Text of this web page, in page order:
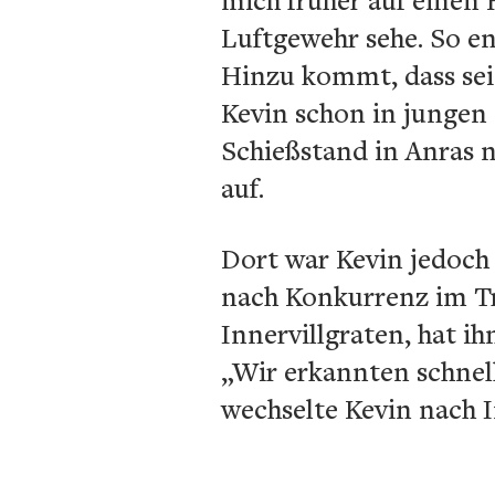
Luftgewehr sehe. So
Hinzu kommt, dass
Kevin schon in
Schießstand in Anras
auf.
Dort war Kevin
nach Konkurrenz im
Innervillgraten, hat
„Wir erkannten
wechselte Kevin